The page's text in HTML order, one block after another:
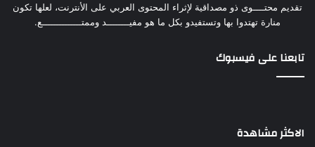
تقديم محتــــوى ذو مصداقية لإثراء المحتوى العربي على الأنترنت، لعلها تكون
منارة تهتدوا بها وتستفيدو بكل ما هو مفيــــــــد وممتــــــــــــــع.
تابعنا على فيسبوك
الاكثر مشاهدة